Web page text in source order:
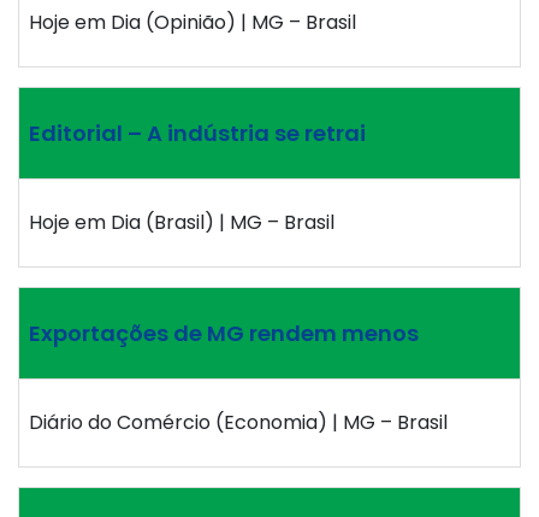
Hoje em Dia (Opinião) | MG – Brasil
Editorial – A indústria se retrai
Hoje em Dia (Brasil) | MG – Brasil
Exportações de MG rendem menos
Diário do Comércio (Economia) | MG – Brasil